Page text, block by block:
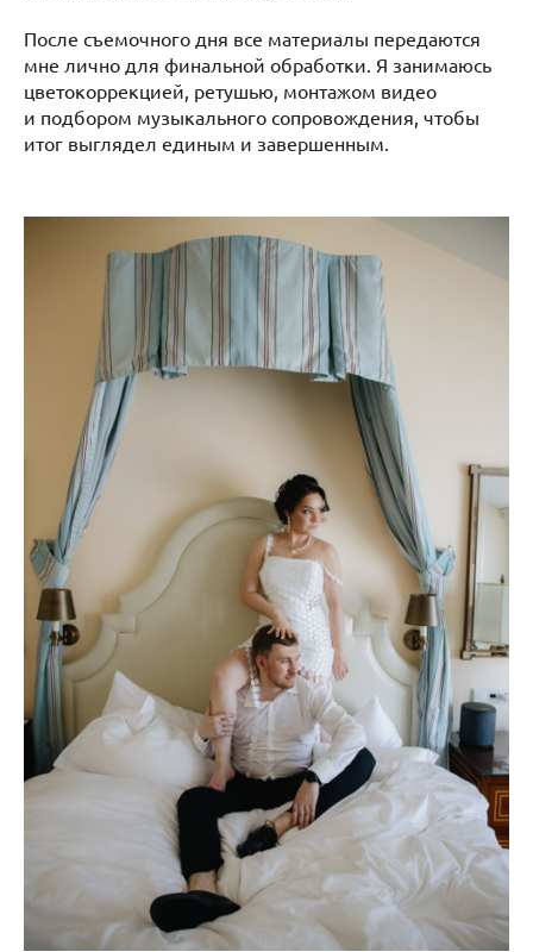
После съемочного дня все материалы передаются
мне лично для финальной обработки. Я занимаюсь
цветокоррекцией, ретушью, монтажом видео
и подбором музыкального сопровождения, чтобы
итог выглядел единым и завершенным.